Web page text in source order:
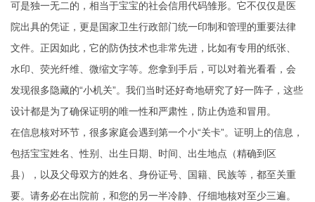
可是独一无二的，相当于宝宝的社会信用代码雏形。它不仅仅是医
院出具的凭证，更是国家卫生行政部门统一印制和管理的重要法律
文件。正因如此，它的防伪技术也非常先进，比如有专用的纸张、
水印、荧光纤维、微缩文字等。您拿到手后，可以对着光看看，会
发现很多隐藏的“小机关”。我们当时还好奇地研究了好一阵子，这些
设计都是为了确保证明的唯一性和严肃性，防止伪造和冒用。
在信息核对环节，很多家庭会遇到第一个小“关卡”。证明上的信息，
包括宝宝姓名、性别、出生日期、时间、出生地点（精确到区
县），以及父母双方的姓名、身份证号、国籍、民族等，都至关重
要。请务必在出院前，和您的另一半冷静、仔细地核对至少三遍。